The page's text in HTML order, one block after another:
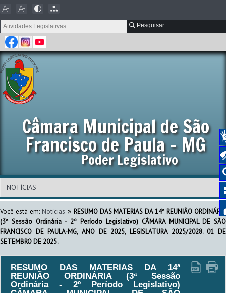
Pesquisar
Câmara Municipal de São
Francisco de Paula - MG
Poder Legislativo
Você está em: Notícias » RESUMO DAS MATERIAS DA 14ª REUNIÃO ORDINÁRIA
(3ª Sessão Ordinária - 2º Período Legislativo) CÂMARA MUNICIPAL DE SÃO
FRANCISCO DE PAULA-MG, ANO DE 2025, LEGISLATURA 2025/2028. 01 DE
SETEMBRO DE 2025.
RESUMO DAS MATERIAS DA 14ª
REUNIÃO ORDINÁRIA (3ª Sessão
Ordinária - 2º Período Legislativo)